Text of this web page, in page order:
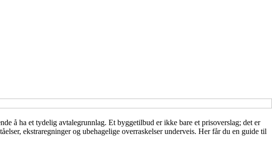
å ha et tydelig avtalegrunnlag. Et byggetilbud er ikke bare et prisoverslag; det er
ekstraregninger og ubehagelige overraskelser underveis. Her får du en guide til